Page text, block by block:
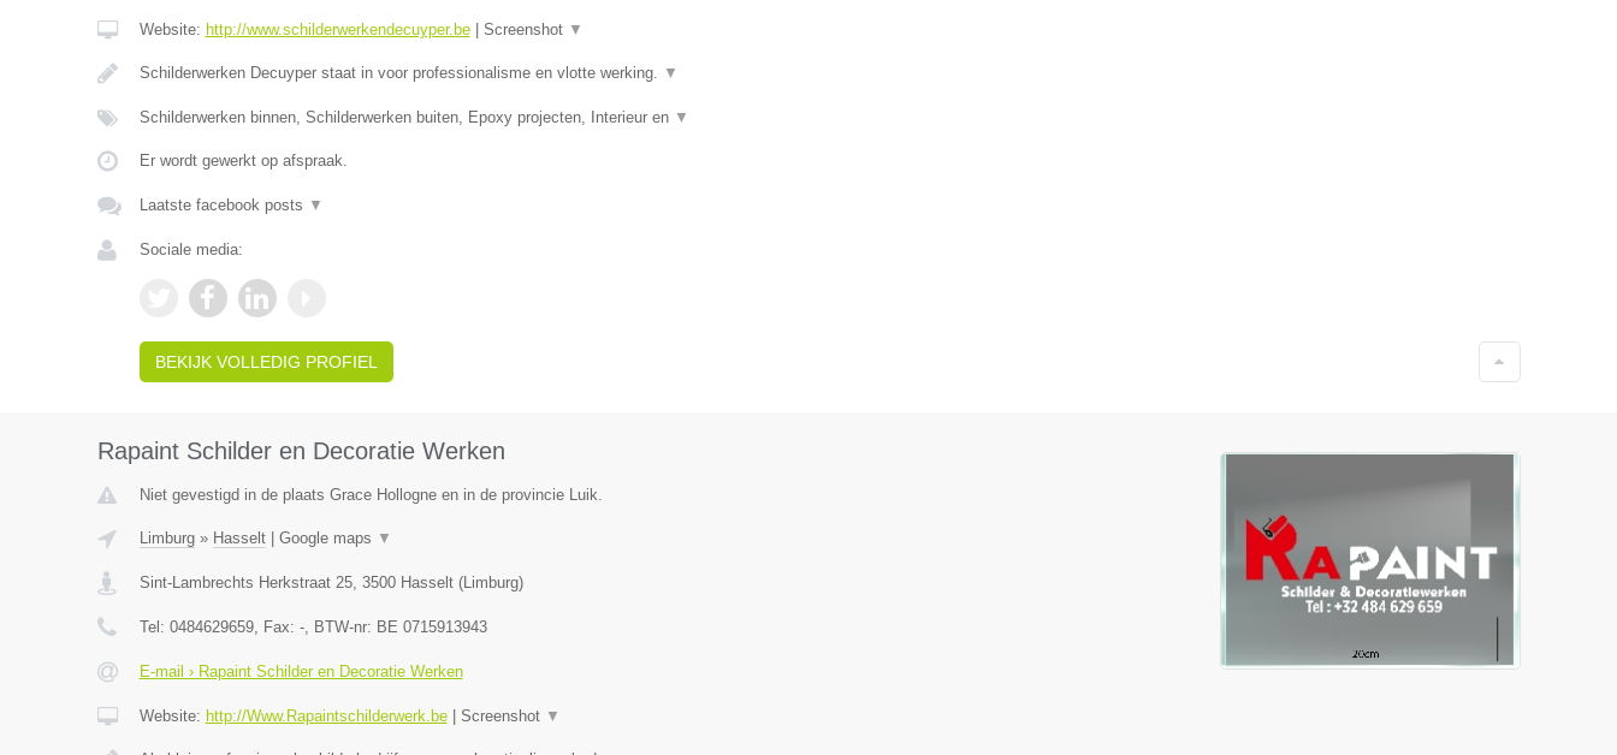
Website: http://www.schilderwerkendecuyper.be| Screenshot ▼
Schilderwerken Decuyper staat in voor professionalisme en vlotte werking. ▼
Schilderwerken binnen, Schilderwerken buiten, Epoxy projecten, Interieur en ▼
Er wordt gewerkt op afspraak.
Laatste facebook posts ▼
Sociale media:
BEKIJK VOLLEDIG PROFIEL
Rapaint Schilder en Decoratie Werken
Niet gevestigd in de plaats Grace Hollogne en in de provincie Luik.
Limburg» Hasselt| Google maps ▼
Sint-Lambrechts Herkstraat 25, 3500 Hasselt(Limburg)
Tel: 0484629659, Fax: -, BTW-nr: BE 0715913943
E-mail › Rapaint Schilder en Decoratie Werken
Website: http://Www.Rapaintschilderwerk.be| Screenshot ▼